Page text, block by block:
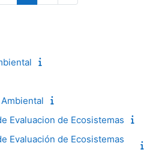
Evaluacion de Ecosistemas
Evaluación de Ecosistemas